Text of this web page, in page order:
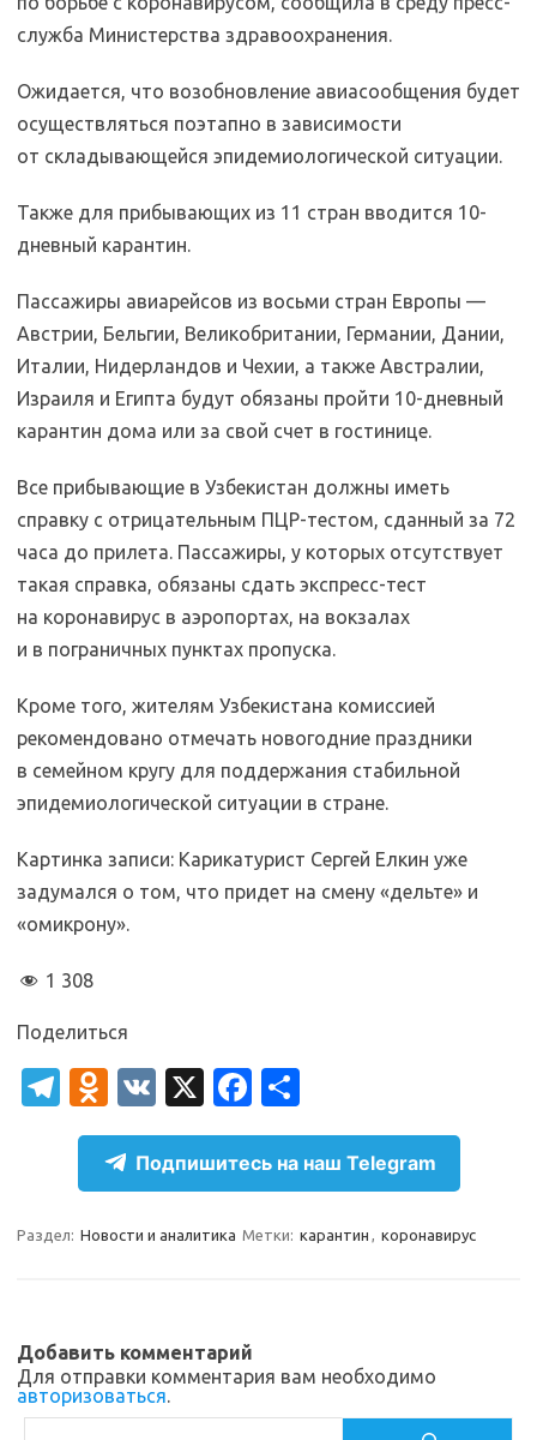
служба Министерства здравоохранения.
Ожидается, что возобновление авиасообщения будет
осуществляться поэтапно в зависимости
от складывающейся эпидемиологической ситуации.
Также для прибывающих из 11 стран вводится 10-
дневный карантин.
Пассажиры авиарейсов из восьми стран Европы —
Австрии, Бельгии, Великобритании, Германии, Дании,
Италии, Нидерландов и Чехии, а также Австралии,
Израиля и Египта будут обязаны пройти 10-дневный
карантин дома или за свой счет в гостинице.
Все прибывающие в Узбекистан должны иметь
справку с отрицательным ПЦР-тестом, сданный за 72
часа до прилета. Пассажиры, у которых отсутствует
такая справка, обязаны сдать экспресс-тест
на коронавирус в аэропортах, на вокзалах
и в пограничных пунктах пропуска.
Кроме того, жителям Узбекистана комиссией
рекомендовано отмечать новогодние праздники
в семейном кругу для поддержания стабильной
эпидемиологической ситуации в стране.
Картинка записи: Карикатурист Сергей Елкин уже
задумался о том, что придет на смену «дельте» и
«омикрону».
1 308
Поделиться
T
el
gr
a
O
d
n
o
kl
ik
i
V
K
X
Fa
c
e
b
o
т
п
р
а
ь
Подпишитесь на наш Telegram
Раздел: Новости и аналитика Метки: карантин , коронавирус
Добавить комментарий
Для отправки комментария вам необходимо
авторизоваться.